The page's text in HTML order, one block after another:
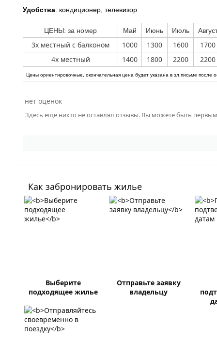
Удобства: кондиционер, телевизор
ЦЕНЫ: за номер Май Июнь Июль
3х местный с балконом 1000 1300 1600
1700
4х местный
1400 1800 2200 2200
Цены ориентировочные, окончательная цена будет указана в эл.письме после
нет оценок
Здесь еще никто не оставлял отзывы. Вы можете быть первым
Как забронировать жилье
Выберите
подходящее жилье
Отправьте заявку
владельцу